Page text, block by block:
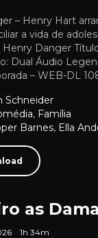
– Henry Hart
a vida de
Henry Danger
Dual Áudio
– WEB-DL
Schneider
, Família
Barnes, Ella
as
1h 34m